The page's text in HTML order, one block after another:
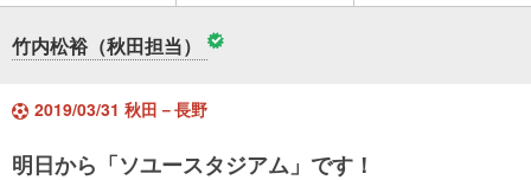
竹内松裕（秋田担当）
2019/03/31 秋田－長野
明日から「ソユースタジアム」です！